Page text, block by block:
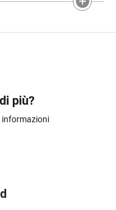
più?
informazioni